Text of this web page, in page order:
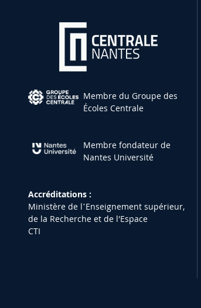
Membre du Groupe des
Écoles Centrale
Membre fondateur de
Nantes Université
Accréditations :
Ministère de lʼEnseignement supérieur,
de la Recherche et de l'Espace
CTI